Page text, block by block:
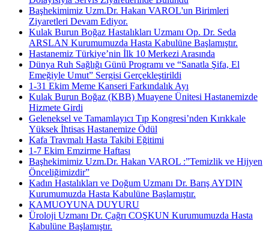
Başhekimimiz Uzm.Dr. Hakan VAROL'un Birimleri
Ziyaretleri Devam Ediyor.
Kulak Burun Boğaz Hastalıkları Uzmanı Op. Dr. Seda
ARSLAN Kurumumuzda Hasta Kabulüne Başlamıştır.
Hastanemiz Türkiye’nin İlk 10 Merkezi Arasında
Dünya Ruh Sağlığı Günü Programı ve “Sanatla Şifa, El
Emeğiyle Umut” Sergisi Gerçekleştirildi
1-31 Ekim Meme Kanseri Farkındalık Ayı
Kulak Burun Boğaz (KBB) Muayene Ünitesi Hastanemizde
Hizmete Girdi
Geleneksel ve Tamamlayıcı Tıp Kongresi’nden Kırıkkale
Yüksek İhtisas Hastanemize Ödül
Kafa Travmalı Hasta Takibi Eğitimi
1-7 Ekim Emzirme Haftası
Başhekimimiz Uzm.Dr. Hakan VAROL :”Temizlik ve Hijyen
Önceliğimizdir”
Kadın Hastalıkları ve Doğum Uzmanı Dr. Barış AYDIN
Kurumumuzda Hasta Kabulüne Başlamıştır.
KAMUOYUNA DUYURU
Üroloji Uzmanı Dr. Çağrı COŞKUN Kurumumuzda Hasta
Kabulüne Başlamıştır.